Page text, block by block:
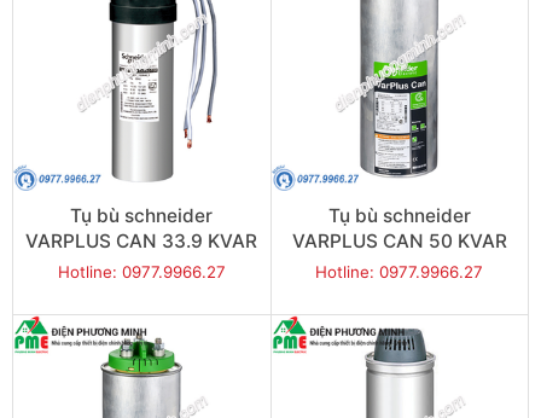
Tụ bù schneider
VARPLUS CAN 33.9 KVAR
480V
Hotline: 0977.9966.27
Tụ bù schneider
VARPLUS CAN 50 KVAR
440V
Hotline: 0977.9966.27